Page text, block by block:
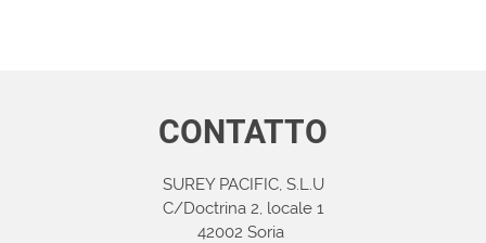
CONTATTO
SUREY PACIFIC, S.L.U
C/Doctrina 2, locale 1
42002 Soria